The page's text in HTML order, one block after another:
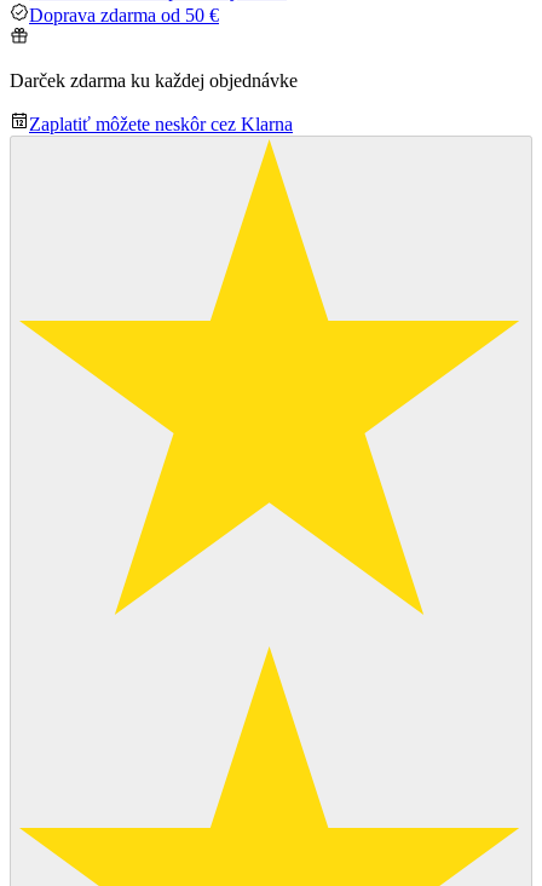
Doprava zdarma od 50 €
Darček zdarma ku každej objednávke
Zaplatiť môžete neskôr cez Klarna